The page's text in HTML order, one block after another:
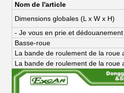
Nom de l'article
Dimensions globales (L x W x H)
- Je vous en prie. et dédouanement
Basse-roue
La bande de roulement de la roue
La bande de roulement de la roue